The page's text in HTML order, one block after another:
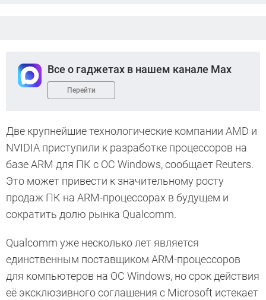
Все о гаджетах в нашем канале Max
Перейти
Две крупнейшие технологические компании AMD и
NVIDIA приступили к разработке процессоров на
базе ARM для ПК с ОС Windows, сообщает Reuters.
Это может привести к значительному росту
продаж ПК на ARM-процессорах в будущем и
сократить долю рынка Qualcomm.
Qualcomm уже несколько лет является
единственным поставщиком ARM-процессоров
для компьютеров на ОС Windows, но срок действия
её эксклюзивного соглашения с Microsoft истекает